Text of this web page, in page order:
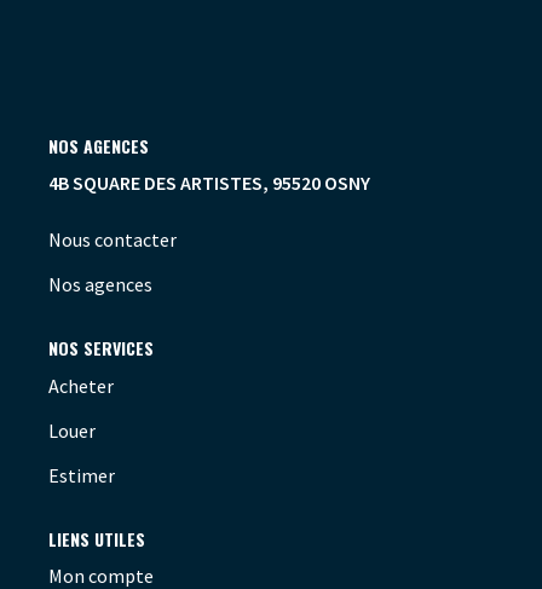
NOS AGENCES
4B SQUARE DES ARTISTES, 95520 OSNY
Nous contacter
Nos agences
NOS SERVICES
Acheter
Louer
Estimer
LIENS UTILES
Mon compte